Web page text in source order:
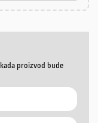
proizvod bude